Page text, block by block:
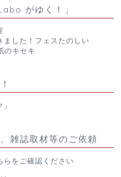
がゆく！」
ました！フェスたのしい
キセキ
雑誌取材等のご依頼
ら をご確認ください